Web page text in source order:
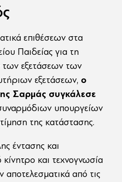
επιθέσεων στα
Παιδείας για τη
εξετάσεων των
εξετάσεων, ο
Σαρμάς συγκάλεσε
υπουργείων
της κατάστασης.
έντασης και
και τεχνογνωσία
από τις